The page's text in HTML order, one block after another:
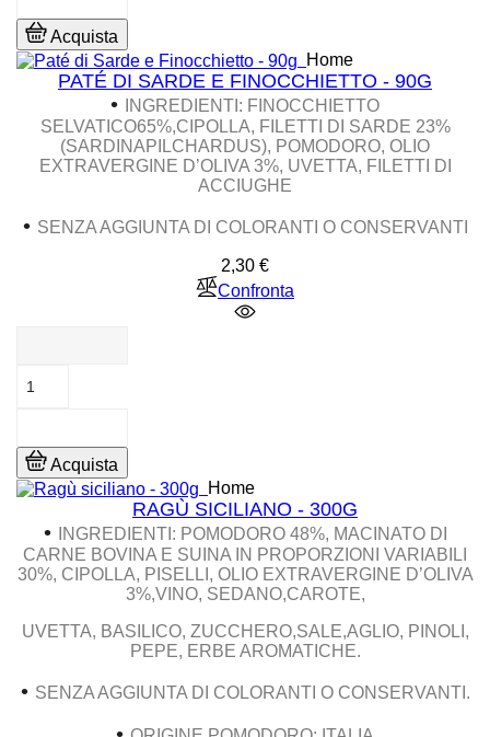
Acquista
Home
PATÉ DI SARDE E FINOCCHIETTO - 90G
•
INGREDIENTI: FINOCCHIETTO
SELVATICO65%,CIPOLLA, FILETTI DI SARDE 23%
(SARDINAPILCHARDUS), POMODORO, OLIO
EXTRAVERGINE D’OLIVA 3%, UVETTA, FILETTI DI
ACCIUGHE
• SENZA AGGIUNTA DI COLORANTI O CONSERVANTI
2,30 €Prezzo
Confronta
Acquista
Home
RAGÙ SICILIANO - 300G
• INGREDIENTI : POMODORO 48%, MACINATO DI
CARNE BOVINA E SUINA IN PROPORZIONI VARIABILI
30%, CIPOLLA, PISELLI, OLIO EXTRAVERGINE D’OLIVA
3%,VINO, SEDANO,CAROTE,
UVETTA, BASILICO, ZUCCHERO,SALE,AGLIO, PINOLI,
PEPE, ERBE AROMATICHE.
• SENZA AGGIUNTA DI COLORANTI O CONSERVANTI.